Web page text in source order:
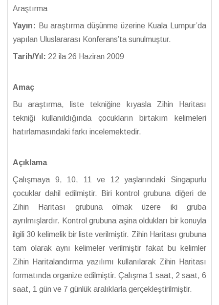
Araştırma
Yayın: Bu araştırma düşünme üzerine Kuala Lumpur’da
yapılan Uluslararası Konferans’ta sunulmuştur.
Tarih/Yıl: 22 ila 26 Haziran 2009
Amaç
Bu araştırma, liste tekniğine kıyasla Zihin Haritası
tekniği kullanıldığında çocukların birtakım kelimeleri
hatırlamasındaki farkı incelemektedir.
Açıklama
Çalışmaya 9, 10, 11 ve 12 yaşlarındaki Singapurlu
çocuklar dahil edilmiştir. Biri kontrol grubuna diğeri de
Zihin Haritası grubuna olmak üzere iki gruba
ayrılmışlardır. Kontrol grubuna aşina oldukları bir konuyla
ilgili 30 kelimelik bir liste verilmiştir. Zihin Haritası grubuna
tam olarak aynı kelimeler verilmiştir fakat bu kelimler
Zihin Haritalandırma yazılımı kullanılarak Zihin Haritası
formatında organize edilmiştir. Çalışma 1 saat, 2 saat, 6
saat, 1 gün ve 7 günlük aralıklarla gerçekleştirilmiştir.